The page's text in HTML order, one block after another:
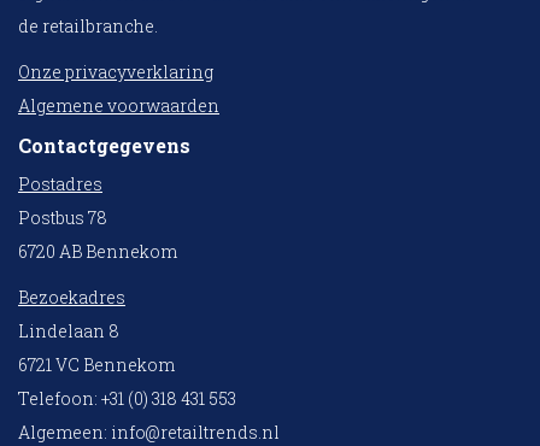
de retailbranche.
Onze privacyverklaring
Algemene voorwaarden
Contactgegevens
Postadres
Postbus 78
6720 AB Bennekom
Bezoekadres
Lindelaan 8
6721 VC Bennekom
Telefoon: +31 (0) 318 431 553
Algemeen: info@retailtrends.nl